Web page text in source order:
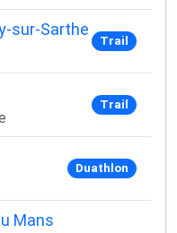
sur-Sarthe
Trail
Trail
Duathlon
Mans